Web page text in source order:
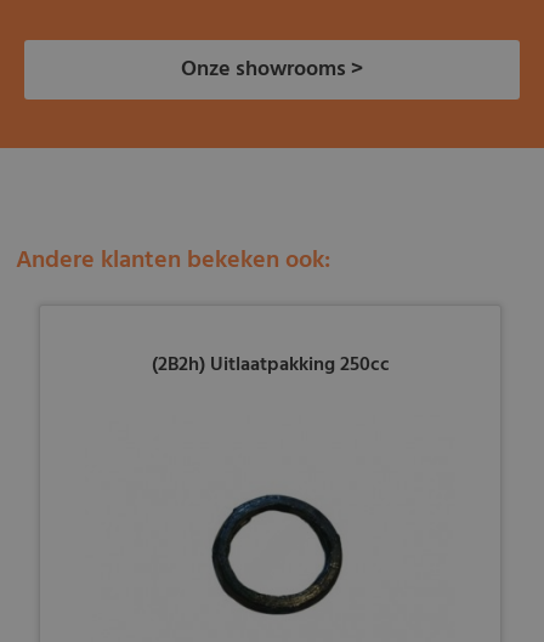
Onze showrooms >
Andere klanten bekeken ook:
(2B2h) Uitlaatpakking 250cc